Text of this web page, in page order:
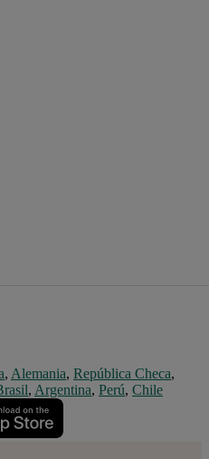
, Alemania, República Checa,
, Argentina, Perú, Chile